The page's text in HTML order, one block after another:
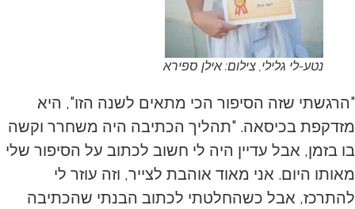
נטע-לי גלילי, צילום: אילן ספירא
"הרגשתי שזה הסיפור הכי מתאים לשנה הזו", היא
מזדקפת בכיסאה. "תהליך הכתיבה היה משחרר וקשה
בו בזמן, אבל עדיין היה לי חשוב לכתוב על הסיפור שלי
מאותו היום. אני מאוד אוהבת לצייר, וזה עוזר לי
להתרכז, אבל כשהחלטתי לכתוב הבנתי שהכתיבה